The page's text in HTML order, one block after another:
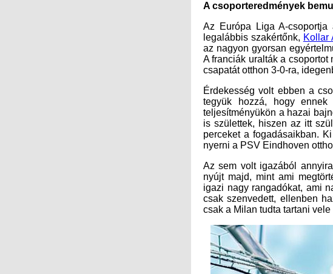
A csoporteredmények
Az Európa Liga A-
legalábbis szakértőnk, Kollar
csapatát otthon 3-0-ra,
Érdekesség volt ebben a
tegyük hozzá, hogy
teljesítményükön a hazai
is születtek, hiszen az itt
perceket a fogadásaikban.
nyerni a PSV Eindhoven
Az sem volt igazából
nyújt majd, mint ami
igazi nagy rangadókat, ami
csak szenvedett, ellenben
csak a Milan tudta tartani vele